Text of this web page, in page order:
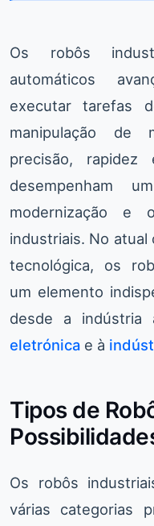
Os robôs
automáticos
executar tarefas
manipulação de
precisão,
desempenham
modernização e
industriais. No
tecnológica, os
um elemento
desde a indústria
eletrónica e à
Tipos de
Os robôs
várias categorias